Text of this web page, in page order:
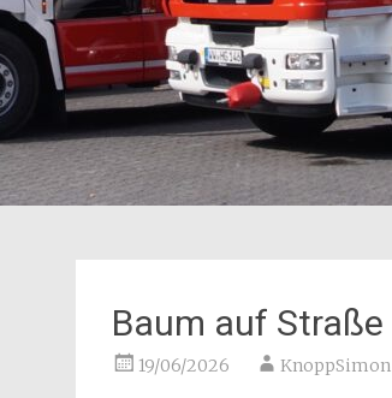
Baum auf Straße
19/06/2026 KnoppSimon